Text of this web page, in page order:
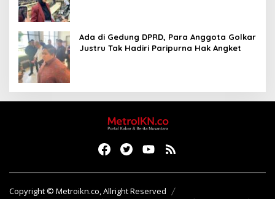
Ada di Gedung DPRD, Para Anggota Golkar
Justru Tak Hadiri Paripurna Hak Angket
Copyright © Metroikn.co, Allright Reserved